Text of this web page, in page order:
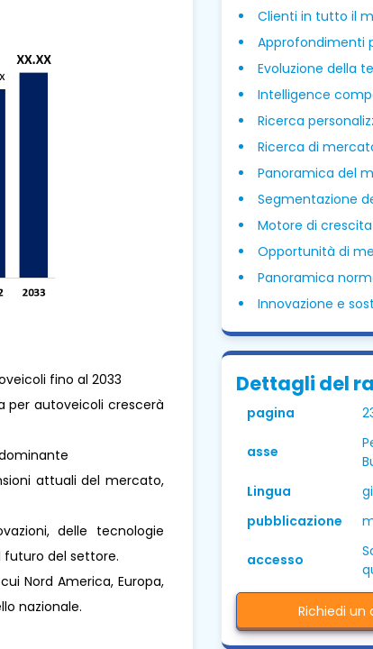
fino al 2033
per autoveicoli crescerà
attuali del mercato,
delle tecnologie
futuro del settore.
Nord America, Europa,
nazionale.
Clienti in tutto il
Approfondimenti
Evoluzione della
Intelligence
Ricerca
Ricerca di
Panoramica del
Segmentazione
Motore di crescita
Opportunità di
Panoramica
Innovazione e
Dettagli del
pagina
asse
Lingua
pubblicazione
accesso
Richiedi un